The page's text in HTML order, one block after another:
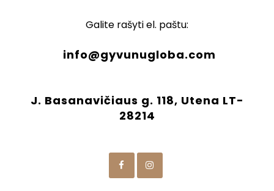
Galite rašyti el. paštu:
info@gyvunugloba.com
J. Basanavičiaus g. 118, Utena LT-
28214